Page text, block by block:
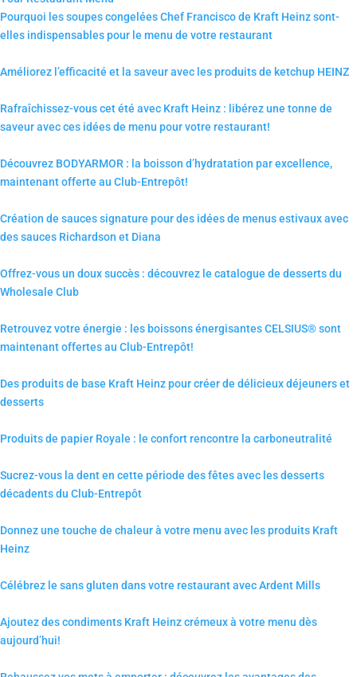
Pourquoi les soupes congelées Chef Francisco de Kraft Heinz sont-
elles indispensables pour le menu de votre restaurant
Améliorez l’efficacité et la saveur avec les produits de ketchup HEINZ
Rafraîchissez-vous cet été avec Kraft Heinz : libérez une tonne de
saveur avec ces idées de menu pour votre restaurant!
Découvrez BODYARMOR : la boisson d’hydratation par excellence,
maintenant offerte au Club-Entrepôt!
Création de sauces signature pour des idées de menus estivaux avec
des sauces Richardson et Diana
Offrez-vous un doux succès : découvrez le catalogue de desserts du
Wholesale Club
Retrouvez votre énergie : les boissons énergisantes CELSIUS® sont
maintenant offertes au Club-Entrepôt!
Des produits de base Kraft Heinz pour créer de délicieux déjeuners et
desserts
Produits de papier Royale : le confort rencontre la carboneutralité
Sucrez-vous la dent en cette période des fêtes avec les desserts
décadents du Club-Entrepôt
Donnez une touche de chaleur à votre menu avec les produits Kraft
Heinz
Célébrez le sans gluten dans votre restaurant avec Ardent Mills
Ajoutez des condiments Kraft Heinz crémeux à votre menu dès
aujourd’hui!